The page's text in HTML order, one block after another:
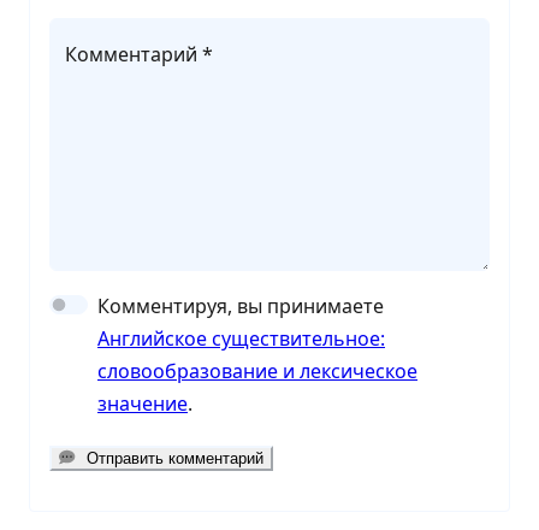
Комментарий *
Комментируя, вы принимаете
Английское существительное:
словообразование и лексическое
значение.
Отправить комментарий